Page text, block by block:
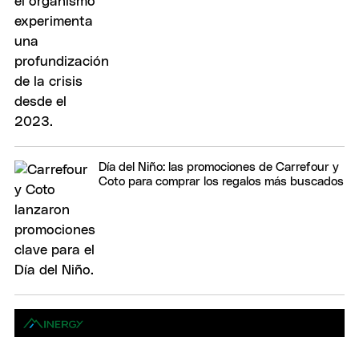
Día del Niño: las promociones de Carrefour y
Coto para comprar los regalos más buscados